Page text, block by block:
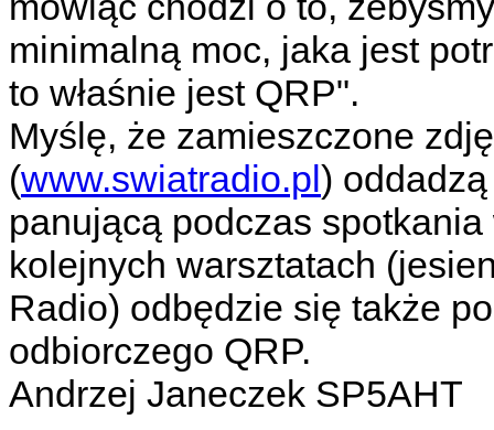
minimalną moc, jaka jest
to właśnie jest QRP".
Myślę, że zamieszczone
(www.swiatradio.pl)
panującą podczas
kolejnych warsztatach
Radio) odbędzie się także
odbiorczego QRP.
Andrzej Janeczek SP5AHT